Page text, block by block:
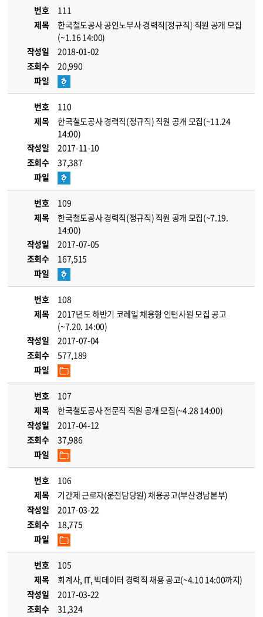
번호
111
제목
한국철도공사 공인노무사 경력직[정규직] 직원 공개 모집
(~1.16 14:00)
작성일
2018-01-02
조회수
20,990
파일
번호
110
제목
한국철도공사 경력직(정규직) 직원 공개 모집(~11.24
14:00)
작성일
2017-11-10
조회수
37,387
파일
번호
109
제목
한국철도공사 경력직(정규직) 직원 공개 모집(~7.19.
14:00)
작성일
2017-07-05
조회수
167,515
파일
번호
108
제목
2017년도 하반기 코레일 채용형 인턴사원 모집 공고
(~7.20. 14:00)
작성일
2017-07-04
조회수
577,189
파일
번호
107
제목
한국철도공사 전문직 직원 공개 모집(~4.28 14:00)
작성일
2017-04-12
조회수
37,986
파일
번호
106
제목
기간제 근로자(운전담당원) 채용공고(부산경남본부)
작성일
2017-03-22
조회수
18,775
파일
번호
105
제목
회계사, IT, 빅데이터 경력직 채용 공고(~4.10 14:00까지)
작성일
2017-03-22
조회수
31,324